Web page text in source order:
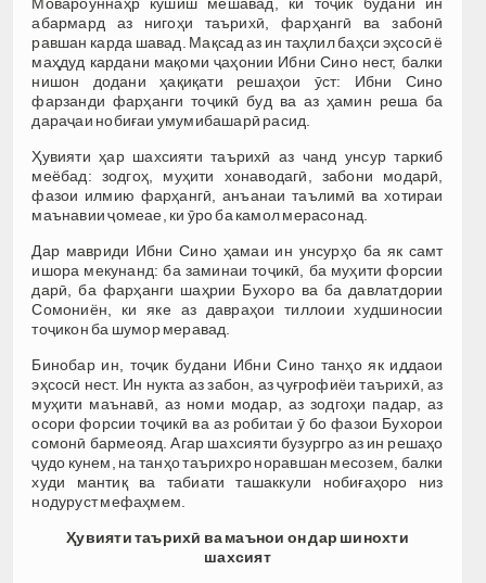
абармард аз нигоҳи таърихӣ, фарҳангӣ ва забонӣ
равшан карда шавад. Мақсад аз ин таҳлил баҳси эҳсосӣ ё
маҳдуд кардани мақоми ҷаҳонии Ибни Сино нест, балки
нишон додани ҳақиқати решаҳои ӯст: Ибни Сино
фарзанди фарҳанги тоҷикӣ буд ва аз ҳамин реша ба
дараҷаи нобиғаи умумибашарӣ расид.
Ҳувияти ҳар шахсияти таърихӣ аз чанд унсур таркиб
меёбад: зодгоҳ, муҳити хонаводагӣ, забони модарӣ,
фазои илмию фарҳангӣ, анъанаи таълимӣ ва хотираи
маънавии ҷомеае, ки ӯро ба камол мерасонад.
Дар мавриди Ибни Сино ҳамаи ин унсурҳо ба як самт
ишора мекунанд: ба заминаи тоҷикӣ, ба муҳити форсии
дарӣ, ба фарҳанги шаҳрии Бухоро ва ба давлатдории
Сомониён, ки яке аз давраҳои тиллоии худшиносии
тоҷикон ба шумор меравад.
Бинобар ин, тоҷик будани Ибни Сино танҳо як иддаои
эҳсосӣ нест. Ин нукта аз забон, аз ҷуғрофиёи таърихӣ, аз
муҳити маънавӣ, аз номи модар, аз зодгоҳи падар, аз
осори форсии тоҷикӣ ва аз робитаи ӯ бо фазои Бухорои
сомонӣ бармеояд. Агар шахсияти бузургро аз ин решаҳо
ҷудо кунем, на танҳо таърихро норавшан месозем, балки
худи мантиқ ва табиати ташаккули нобиғаҳоро низ
нодуруст мефаҳмем.
Ҳувиятитаърихӣ вамаънои ондар шинохти
шахсият